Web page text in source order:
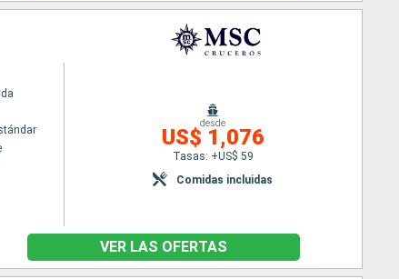
desde
US$ 1,076
Tasas: +US$ 59
Comidas incluidas
VER LAS OFERTAS